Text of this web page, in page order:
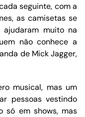
seguinte, com a
as camisetas se
muito na
não conhece a
de Mick Jagger,
musical, mas um
pessoas vestindo
só em shows, mas